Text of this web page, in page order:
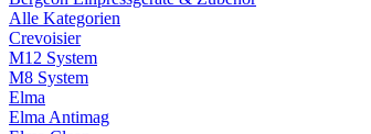
Alle Kategorien
Crevoisier
M12 System
M8 System
Elma
Elma Antimag